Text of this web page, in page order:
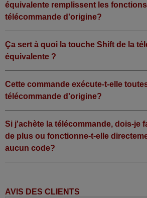
équivalente remplissent les
télécommande d'origine?
Ça sert à quoi la touche Shift de la
équivalente ?
Cette commande exécute-t-elle
télécommande d'origine?
Si j'achète la télécommande, dois-je
de plus ou fonctionne-t-elle
aucun code?
AVIS DES CLIENTS